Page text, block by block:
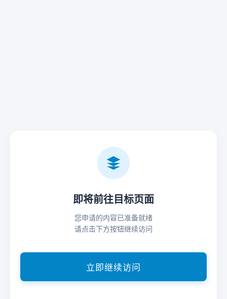
即将前往目标页面
您申请的内容已准备就绪
请点击下方按钮继续访问
立即继续访问